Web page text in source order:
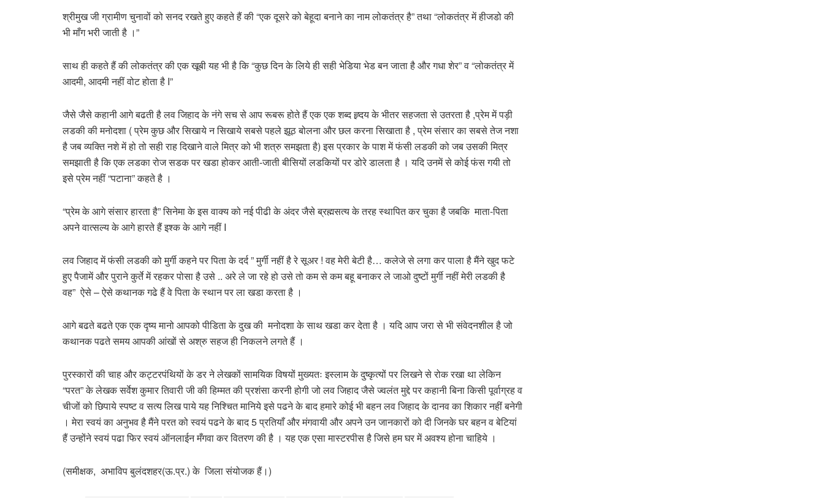
श्रीमुख जी ग्रामीण चुनावों को सनद रखते हुए कहते हैं की “एक दूसरे को बेहूदा बनाने का नाम लोकतंत्र है” तथा “लोकतंत्र में हीजडो की
भी माँग भरी जाती है ।”
साथ ही कहते हैं की लोकतंत्र की एक खूबी यह भी है कि “कुछ दिन के लिये ही सही भेडिया भेड बन जाता है और गधा शेर” व “लोकतंत्र में
आदमी, आदमी नहीं वोट होता है I”
जैसे जैसे कहानी आगे बढती है लव जिहाद के नंगे सच से आप रूबरू होते हैं एक एक शब्द ह्र्दय के भीतर सहजता से उतरता है ,प्रेम में पड़ी
लडकी की मनोदशा ( प्रेम कुछ और सिखाये न सिखाये सबसे पहले झूठ बोलना और छल करना सिखाता है , प्रेम संसार का सबसे तेज नशा
है जब व्यक्ति नशे में हो तो सही राह दिखाने वाले मित्र को भी शत्रु समझता है) इस प्रकार के पाश में फंसी लडकी को जब उसकी मित्र
समझाती है कि एक लडका रोज सडक पर खडा होकर आती-जाती बीसियों लडकियों पर डोरे डालता है । यदि उनमें से कोई फंस गयी तो
इसे प्रेम नहीं “पटाना” कहते है ।
“प्रेम के आगे संसार हारता है” सिनेमा के इस वाक्य को नई पीढी के अंदर जैसे ब्रह्मसत्य के तरह स्थापित कर चुका है जबकि माता-पिता
अपने वात्सल्य के आगे हारते हैं इश्क के आगे नहीं I
लव जिहाद में फंसी लडकी को मुर्गी कहने पर पिता के दर्द ” मुर्गी नहीं है रे सूअर ! वह मेरी बेटी है… कलेजे से लगा कर पाला है मैंने खुद फटे
हुए पैजामें और पुराने कुर्ते में रहकर पोसा है उसे .. अरे ले जा रहे हो उसे तो कम से कम बहू बनाकर ले जाओ दुष्टों मुर्गी नहीं मेरी लडकी है
वह” ऐसे – ऐसे कथानक गढे हैं वे पिता के स्थान पर ला खडा करता है ।
आगे बढते बढते एक एक दृष्य मानो आपको पीडिता के दुख की मनोदशा के साथ खडा कर देता है । यदि आप जरा से भी संवेदनशील है जो
कथानक पढते समय आपकी आंखों से अश्रु सहज ही निकलने लगते हैं ।
पुरस्कारों की चाह और कट्टरपंथियों के डर ने लेखकों सामयिक विषयों मुख्यतः इस्लाम के दुष्कृत्यों पर लिखने से रोक रखा था लेकिन
“परत” के लेखक सर्वेश कुमार तिवारी जी की हिम्मत की प्रशंसा करनी होगी जो लव जिहाद जैसे ज्वलंत मुद्दे पर कहानी बिना किसी पूर्वाग्रह व
चीजों को छिपाये स्पष्ट व सत्य लिख पाये यह निश्चित मानिये इसे पढने के बाद हमारे कोई भी बहन लव जिहाद के दानव का शिकार नहीं बनेगी
। मेरा स्वयं का अनुभव है मैंने परत को स्वयं पढने के बाद 5 प्रतियाँ और मंगवायी और अपने उन जानकारों को दी जिनके घर बहन व बेटियां
हैं उन्होंने स्वयं पढा फिर स्वयं ऑनलाईन मँगवा कर वितरण की है । यह एक एसा मास्टरपीस है जिसे हम घर में अवश्य होना चाहिये ।
(समीक्षक, अभाविप बुलंदशहर(ऊ.प्र.) के जिला संयोजक हैं।)